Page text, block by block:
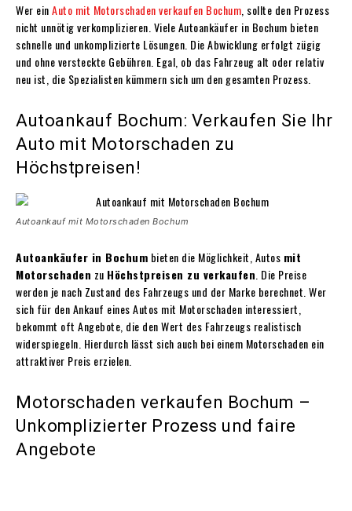
Wer einAuto mit Motorschaden verkaufen Bochum , sollte den Prozess
nicht unnötig verkomplizieren. Viele Autoankäufer in Bochum bieten
schnelle und unkomplizierte Lösungen. Die Abwicklung erfolgt zügig
und ohne versteckte Gebühren. Egal, ob das Fahrzeug alt oder relativ
neu ist, die Spezialisten kümmern sich um den gesamten Prozess.
Autoankauf Bochum: Verkaufen Sie Ihr
Auto mit Motorschaden zu
Höchstpreisen!
Autoankauf mit Motorschaden Bochum
Autoankäufer in Bochum bieten die Möglichkeit, Autos mit
Motorschaden zu Höchstpreisen zu verkaufen . Die Preise
werden je nach Zustand des Fahrzeugs und der Marke berechnet. Wer
sich für den Ankauf eines Autos mit Motorschaden interessiert,
bekommt oft Angebote, die den Wert des Fahrzeugs realistisch
widerspiegeln. Hierdurch lässt sich auch bei einem Motorschaden ein
attraktiver Preis erzielen.
Motorschaden verkaufen Bochum –
Unkomplizierter Prozess und faire
Angebote